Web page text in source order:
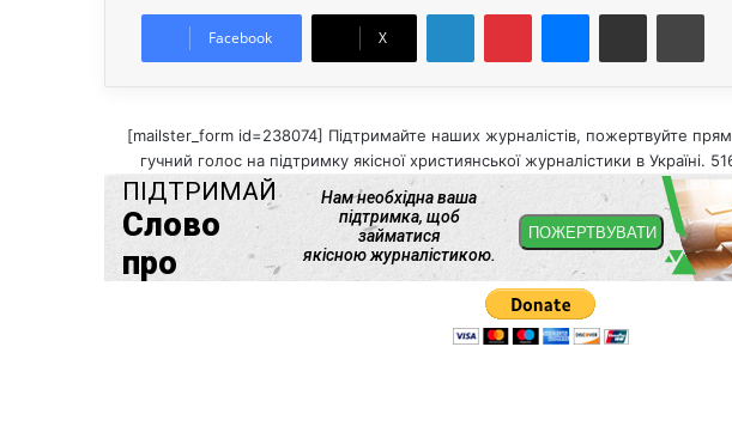
Facebook X
Поділитися електронною поштою
[mailster_form id=238074] Підтримайте наших журналістів, пожертвуйте
гучний голос на підтримку якісної християнської журналістики в Україні.